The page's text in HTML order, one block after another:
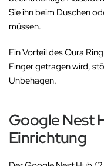
Sie ihn beim Duschen
müssen.
Ein Vorteil des Oura
Finger getragen wird,
Unbehagen.
Google Nest
Einrichtung